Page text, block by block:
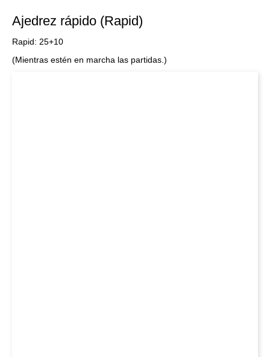
Ajedrez rápido (Rapid)
Rapid: 25+10
(Mientras estén en marcha las partidas.)